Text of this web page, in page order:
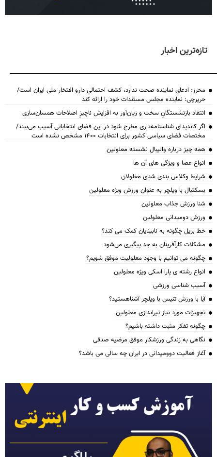
تازه‌ترین اخبار
محرز: ادعای نماینده صحت ندارد، کشف احتمالی دارو افتخار ملی ایران است/
حریرچی: نماینده مجلس مستندات خود را ارائه کند
انتقاد بازنشستگانِ سخت و زیان‌آور به افزایش ناچیزِ اصلاحات همسان‌سازی
اگر کاندیدای شناسنامه‌‎داری مطرح شود در این فضای انتخاباتی آسیب می‌بیند/
مختصات فضای سیاسی کشور برای انتخابات ۱۴۰۰ مشخص نشده است
همه چیز درباره والیبال نشسته معلولین
انواع عصا و ویژگی های آن ها
شرایط وکلاس بندی شنای معلولان
بسکتبال با ویلچر به عنوان ورزش ویژه معلولین
شنا ورزش جذاب معلولین
ورزش دومیدانی معلولین
خط بریل چگونه به نابینایان کمک می کند؟
مشکلات کارآفرینان به جد پیگیری می‌شود
چگونه می توانیم با وجود معلولیت موفق شویم؟
انواع رشته ی پارا اسکی ویژه معلولین
آسیب شناسی ورزشی
آیا با ورزش تنیس با ویلچر آشناهستید؟
تجهیزات مورد نیاز تیراندازی معلولین
چگونه تفکر مثبت داشته باشیم؟
نگاهی به زندگی ورزشکار موفق مرضیه صدقی
آغاز فعالیت دوومیدانی در ایران چه سالی می باشد؟